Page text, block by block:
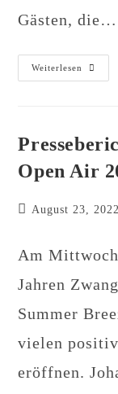
Gästen, die…
Weiterlesen
Zu
Open Air
Beitrag
August 23, 2022
Am
Jahren
Summer
vielen
eröffnen.